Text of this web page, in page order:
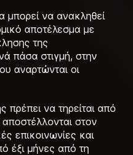
μπορεί να ανακληθεί
αποτέλεσμα με
της
πάσα στιγμή, στην
αναρτώνται οι
να τηρείται από
στον
επικοινωνίες και
έξι μήνες από τη